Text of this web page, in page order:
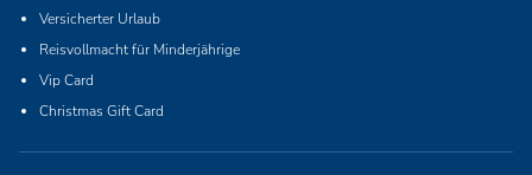
Versicherter Urlaub
Reisvollmacht für Minderjährige
Vip Card
Christmas Gift Card